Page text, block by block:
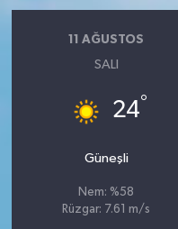
11 AĞUSTOS
SALI
24°
Güneşli
Nem: %58
Rüzgar: 7.61 m/s